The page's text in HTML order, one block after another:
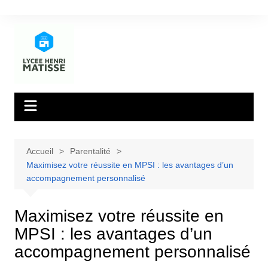
Accueil
Parentalité
Maximisez votre réussite en MPSI : les avantages d’un
accompagnement personnalisé
Maximisez votre réussite en
MPSI : les avantages d’un
accompagnement personnalisé